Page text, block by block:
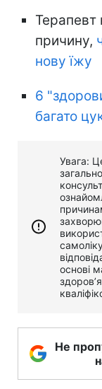
причину,
нову їжу
6
багато
Увага:
основі
Не